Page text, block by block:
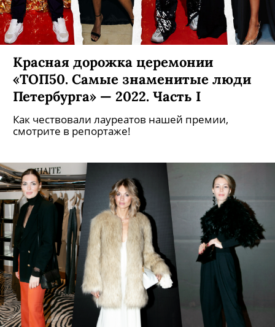
Красная дорожка церемонии
«ТОП50. Самые знаменитые люди
Петербурга» — 2022. Часть I
Как чествовали лауреатов нашей премии,
смотрите в репортаже!